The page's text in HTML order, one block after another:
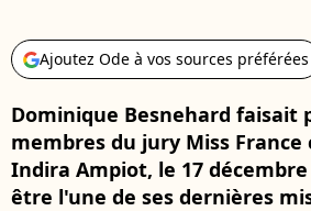
Ajoutez Ode à vos sources préférées
Dominique Besnehard faisait
membres du jury Miss
Indira Ampiot, le 17
être l'une de ses dernières